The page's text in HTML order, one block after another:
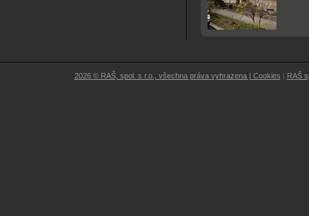
2026 © RAŠ, spol. s r.o., všechna práva vyhrazena | Cookies | RAŠ